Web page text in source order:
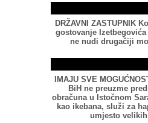
DRŽAVNI ZASTUPNIK
gostovanje
ne nudi drugačiji
IMAJU SVE
BiH ne preuzme
obračuna u Istočnom
kao ikebana, služi za
umjesto